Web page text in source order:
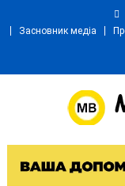
Засновник медіа
Ми